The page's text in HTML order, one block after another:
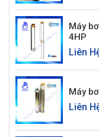
Máy
4HP
Liên
Máy
Liên